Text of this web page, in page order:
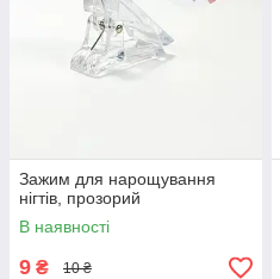
Зажим для нарощування
нігтів, прозорий
В наявності
9 ₴ 10 ₴